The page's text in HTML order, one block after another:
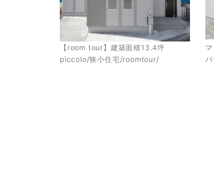
【room tour】建築面積13.4坪
pìccolo/狭小住宅/roomtour/